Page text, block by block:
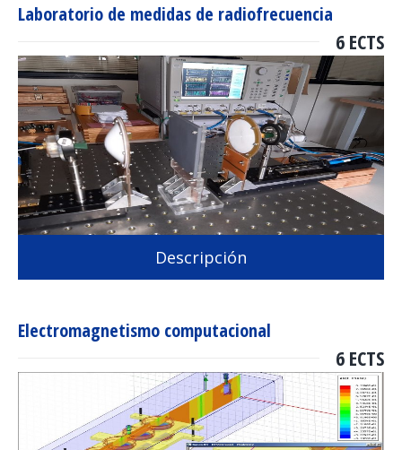
Laboratorio de medidas de radiofrecuencia
6 ECTS
Descripción
Electromagnetismo computacional
6 ECTS